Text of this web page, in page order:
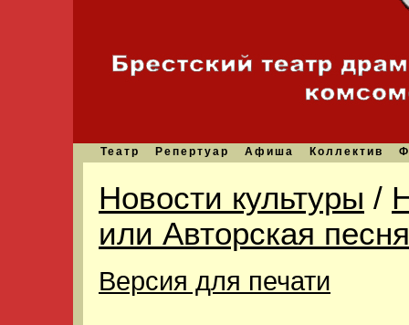
Театр Репертуар Афиша Коллектив
Новости культуры /
или Авторская
Версия для печати